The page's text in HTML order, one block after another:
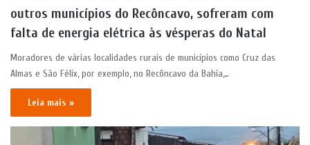
outros municípios do Recôncavo, sofreram com
falta de energia elétrica às vésperas do Natal
Moradores de várias localidades rurais de municípios como Cruz das
Almas e São Félix, por exemplo, no Recôncavo da Bahia,…
Leia mais »